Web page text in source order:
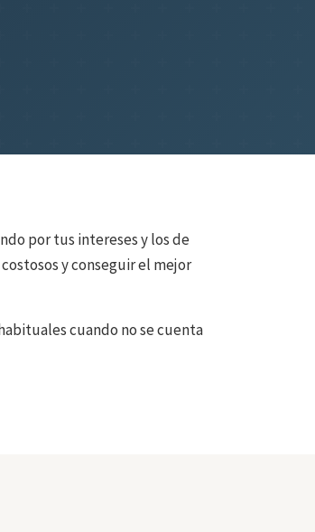
por tus intereses y los de
y conseguir el mejor
cuando no se cuenta